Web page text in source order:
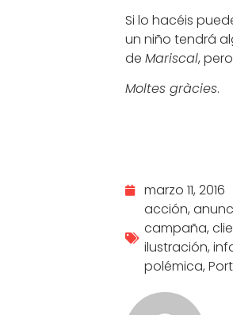
Si lo hacéis
un niño tendrá
de Mariscal,
Moltes gràcies.
marzo 11, 2016
acción,
campaña,
ilustración,
polémica,